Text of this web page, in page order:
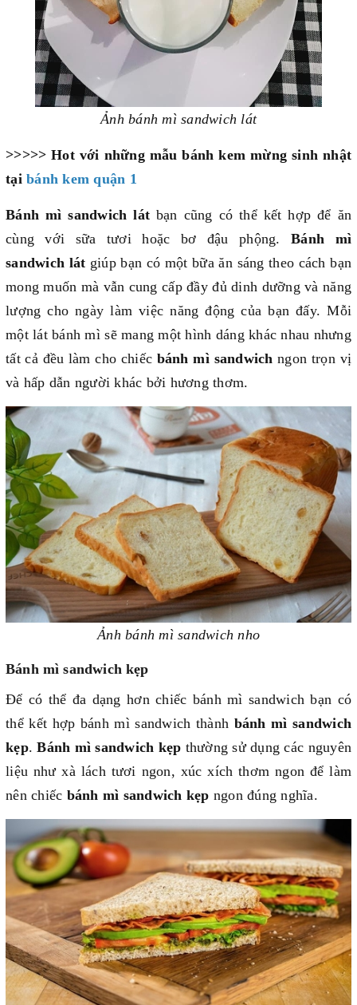
Ảnh bánh mì sandwich lát
>>>>> Hot với những mẫu bánh kem mừng sinh nhật
tại bánh kem quận 1
Bánh mì sandwich lát bạn cũng có thể kết hợp để ăn
cùng với sữa tươi hoặc bơ đậu phộng.Bánh mì
sandwich lát giúp bạn có một bữa ăn sáng theo cách bạn
mong muốn mà vẫn cung cấp đầy đủ dinh dưỡng và năng
lượng cho ngày làm việc năng động của bạn đấy. Mỗi
một lát bánh mì sẽ mang một hình dáng khác nhau nhưng
tất cả đều làm cho chiếc bánh mì sandwich ngon trọn vị
và hấp dẫn người khác bởi hương thơm.
Ảnh bánh mì sandwich nho
Bánh mì sandwich kẹp
Để có thể đa dạng hơn chiếc bánh mì sandwich bạn có
thể kết hợp bánh mì sandwich thành bánh mì sandwich
kẹp.Bánh mì sandwich kẹp thường sử dụng các nguyên
liệu như xà lách tươi ngon, xúc xích thơm ngon để làm
nên chiếc bánh mì sandwich kẹp ngon đúng nghĩa.